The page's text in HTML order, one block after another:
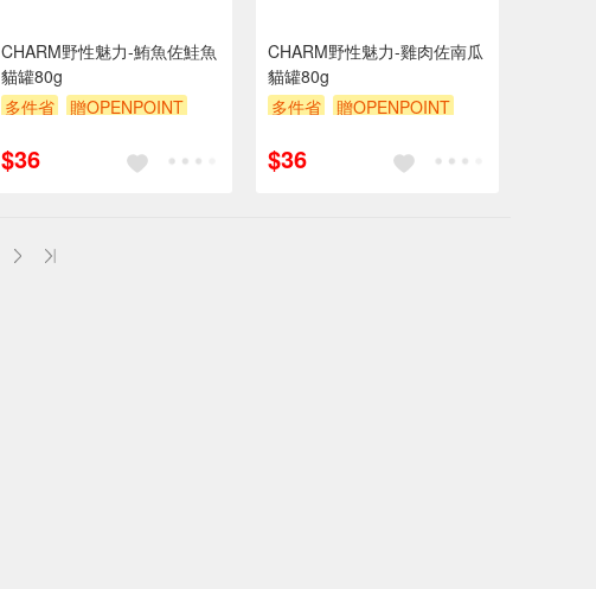
CHARM野性魅力-鮪魚佐鮭魚
貓罐80g
多件省
贈OPENPOINT
$36
CHARM野性魅力-雞肉佐南瓜
貓罐80g
多件省
贈OPENPOINT
$36